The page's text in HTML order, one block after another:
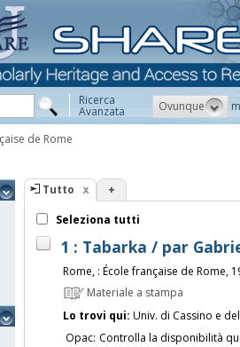
Ricerca
Avanzata Ovunque
de Rome
Tutto +
Seleziona tutti
1 : Tabarka / par
Rome, : École française de Rome,
Materiale a stampa
Lo trovi qui: Univ. di Cassino e
Opac: Controlla la disponibilità